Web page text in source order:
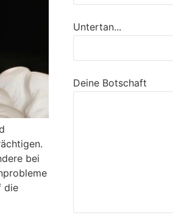
bei
die
Untertan...
Deine Botschaft